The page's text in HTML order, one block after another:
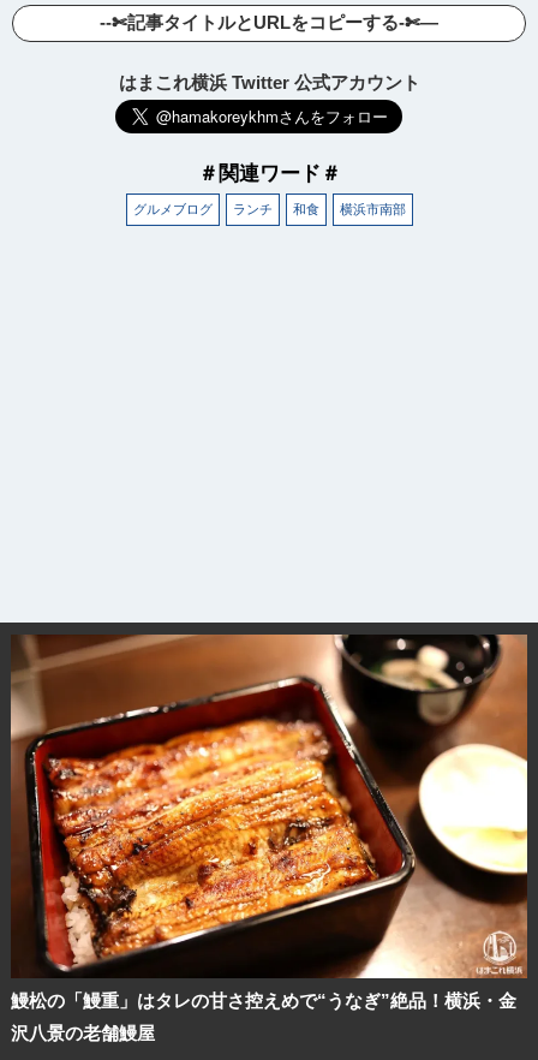
--✄記事タイトルとURLをコピーする-✄—
はまこれ横浜 Twitter 公式アカウント
＃関連ワード＃
グルメブログ ランチ 和食 横浜市南部
鰻松の「鰻重」はタレの甘さ控えめで“うなぎ”絶品！横浜・金
沢八景の老舗鰻屋